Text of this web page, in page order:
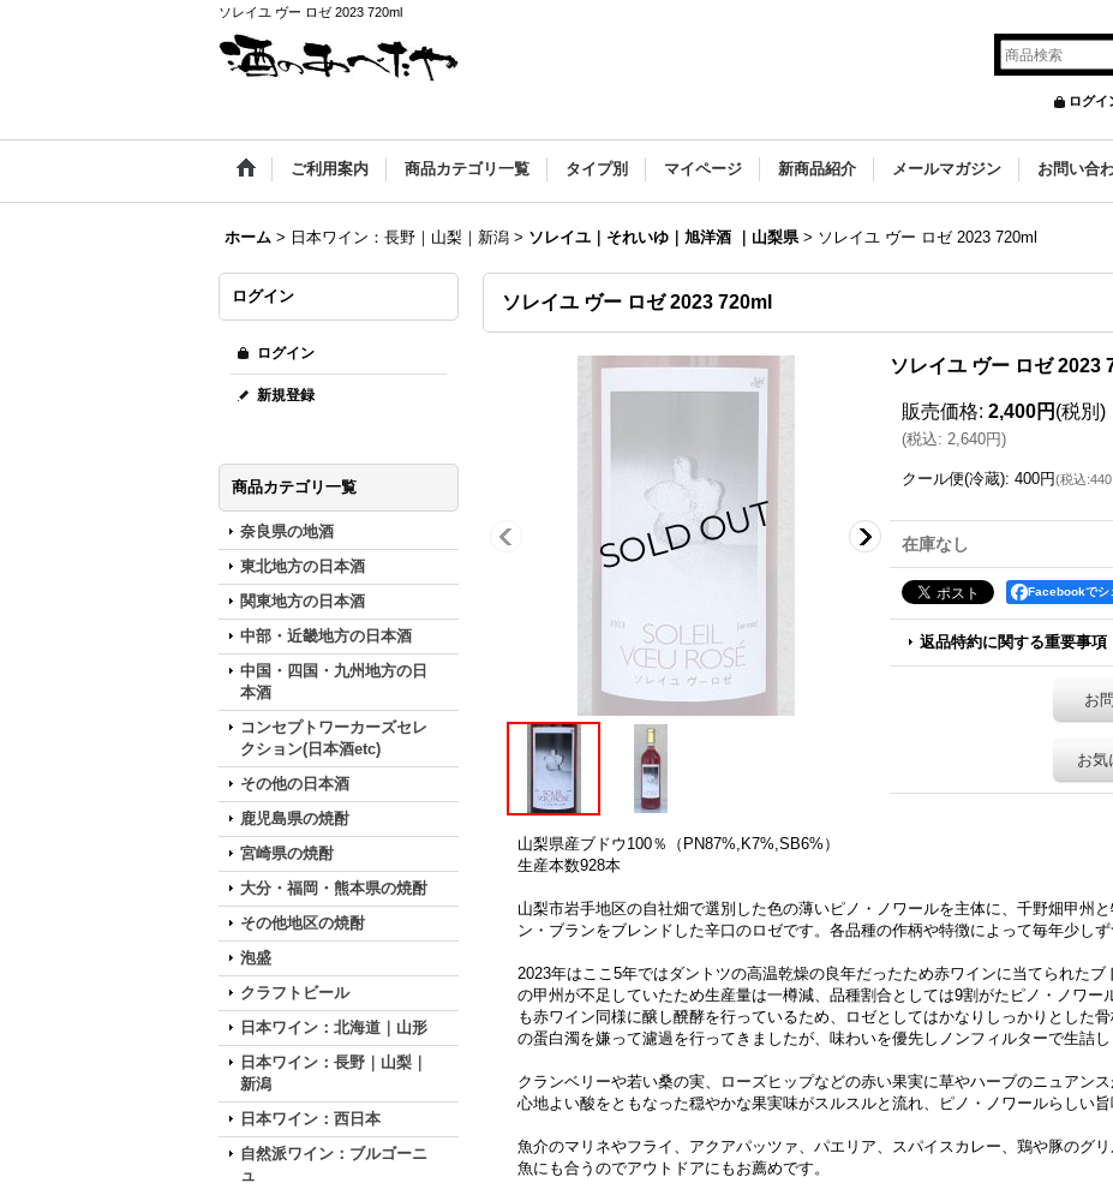
ソレイユ ヴー ロゼ 2023 720ml
ログイ
ご利用案内 商品カテゴリ一覧 タイプ別 マイページ 新商品紹介 メールマガジン お問い合
ホーム > 日本ワイン：長野｜山梨｜新潟 > ソレイユ｜それいゆ｜旭洋酒 ｜山梨県 > ソレイユ ヴー ロゼ 2023 720ml
ログイン
ログイン
新規登録
商品カテゴリ一覧
奈良県の地酒
東北地方の日本酒
関東地方の日本酒
中部・近畿地方の日本酒
中国・四国・九州地方の日
本酒
コンセプトワーカーズセレ
クション(日本酒etc)
その他の日本酒
鹿児島県の焼酎
宮崎県の焼酎
大分・福岡・熊本県の焼酎
その他地区の焼酎
泡盛
クラフトビール
日本ワイン：北海道｜山形
日本ワイン：長野｜山梨｜
新潟
日本ワイン：西日本
自然派ワイン：ブルゴーニ
ュ
ソレイユ ヴー ロゼ 2023 720ml
ソレイユ ヴー ロゼ 2023
販売価格: 2,400円 (税別)
(税込: 2,640円)
クール便(冷蔵): 400円(税込:
在庫なし
Facebookでシ
返品特約に関する重要事項
お
お気
山梨県産ブドウ100％（PN87%,K7%,SB6%）
生産本数928本
山梨市岩手地区の自社畑で選別した色の薄いピノ・ノワールを主体に、千野畑甲州
ン・ブランをブレンドした辛口のロゼです。各品種の作柄や特徴によって毎年少しず
2023年はここ5年ではダントツの高温乾燥の良年だったため赤ワインに当てられた
の甲州が不足していたため生産量は一樽減、品種割合としては9割がたピノ・ノワー
も赤ワイン同様に醸し醗酵を行っているため、ロゼとしてはかなりしっかりとした
の蛋白濁を嫌って濾過を行ってきましたが、味わいを優先しノンフィルターで生詰し
クランベリーや若い桑の実、ローズヒップなどの赤い果実に草やハーブのニュアン
心地よい酸をともなった穏やかな果実味がスルスルと流れ、ピノ・ノワールらしい旨
魚介のマリネやフライ、アクアパッツァ、パエリア、スパイスカレー、鶏や豚のグ
魚にも合うのでアウトドアにもお薦めです。